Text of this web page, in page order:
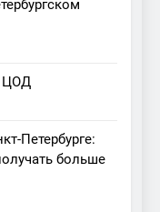
ЦОД
Петербурге:
больше